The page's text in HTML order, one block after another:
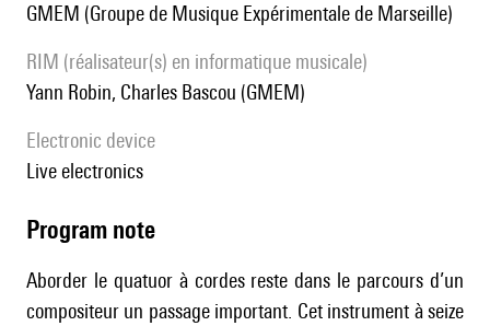
GMEM (Groupe de Musique Expérimentale de Marseille)
RIM (réalisateur(s) en informatique musicale)
Yann Robin, Charles Bascou (GMEM)
Electronic device
live electronics
Program note
Aborder le quatuor à cordes reste dans le parcours d’un
compositeur un passage important. Cet instrument à seize